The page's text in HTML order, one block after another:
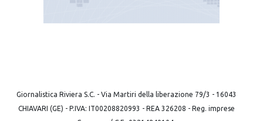
Giornalistica Riviera S.C. - Via Martiri della liberazione 79/3 - 16043
CHIAVARI (GE) - P.IVA: IT00208820993 - REA 326208 - Reg. imprese